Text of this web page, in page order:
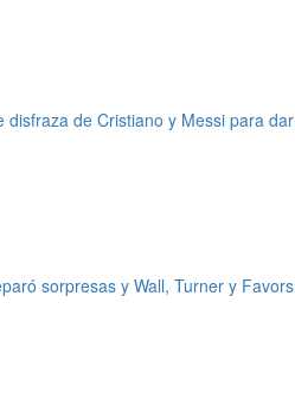
disfraza de Cristiano y Messi para dar
sorpresas y Wall, Turner y Favors